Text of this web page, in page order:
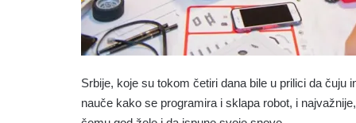
Srbije, koje su tokom četiri dana bile u prilici da
nauče kako se programira i sklapa robot, i